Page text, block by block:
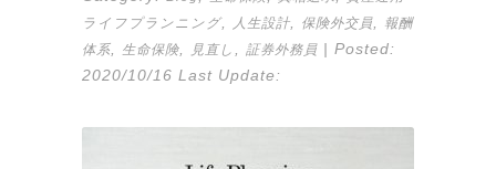
ライフプランニング, 人生設計 保険外交員
報酬
体系
生命保険 見直し 証券外務員 | Posted:
2020/10/16 Last Update: